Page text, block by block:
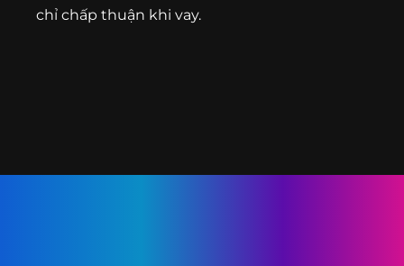
chỉ chấp thuận khi vay.